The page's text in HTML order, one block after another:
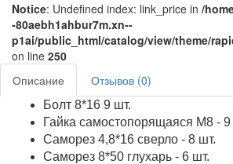
Notice: Undefined index: link_price in /
-80aebh1ahbur7m.xn--
p1ai/public_html/catalog/view/theme/
on line 250
Описание
Отзывов (0)
Болт 8*16 9 шт.
Гайка самостопорящаяся М8 - 9
Саморез 4,8*16 сверло - 8 шт.
Саморез 8*50 глухарь - 6 шт.